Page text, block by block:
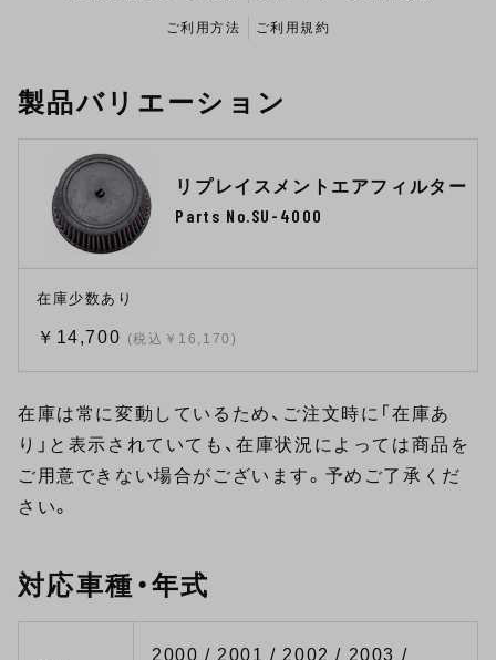
ご利用方法 ご利用規約
製品バリエーション
リプレイスメントエアフィルター
Parts No.SU-4000
在庫少数あり
￥14,700 (税込￥16,170)
在庫は常に変動しているため、ご注文時に「在庫あ
り」と表示されていても、在庫状況によっては商品を
ご用意できない場合がございます。予めご了承くだ
さい。
対応車種・年式
2000 / 2001 / 2002 / 2003 /